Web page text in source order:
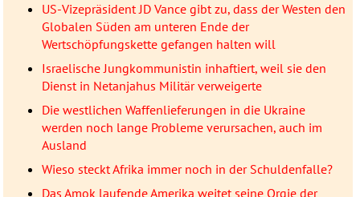
US-Vizepräsident JD Vance gibt zu, dass der Westen den
Globalen Süden am unteren Ende der
Wertschöpfungskette gefangen halten will
Israelische Jungkommunistin inhaftiert, weil sie den
Dienst in Netanjahus Militär verweigerte
Die westlichen Waffenlieferungen in die Ukraine
werden noch lange Probleme verursachen, auch im
Ausland
Wieso steckt Afrika immer noch in der Schuldenfalle?
Das Amok laufende Amerika weitet seine Orgie der